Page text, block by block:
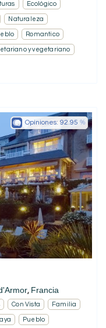
Ecológico
Naturaleza
Romantico
y vegetariano
, Francia
Opiniones: 92.95
Con Vista Familia
Pueblo